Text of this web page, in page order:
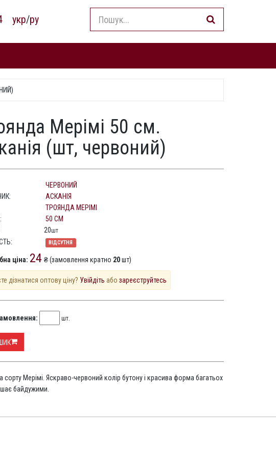
укр/ру
Мерімі 50 см.
(шт, червоний)
ЧЕРВОНИЙ
АСКАНІЯ
ТРОЯНДА МЕРІМІ
50 СМ
20шт
ВІДСУТНЯ
ціна: 24 ₴ (замовлення кратно 20шт)
дізнатися оптову ціну? Увійдіть абозареєструйтесь
шт.
сорту Мерімі. Яскраво-червоний колір бутону і красива форма багатьох
байдужими.